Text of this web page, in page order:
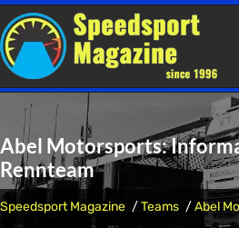
Abel Motorsports:
Rennteam
Speedsport Magazine Teams Abel